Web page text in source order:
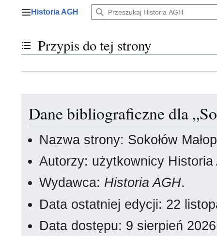
Menu główne
Historia AGH
Przełącz stan spisu treści
Przypis do tej strony
Dane bibliograficzne dla
Nazwa strony: Sokołów
Autorzy: użytkownicy Historia
Wydawca: Historia AGH.
Data ostatniej edycji: 22
Data dostępu: 9 sierpień